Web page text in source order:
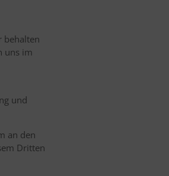
behalten
uns im
und
an den
Dritten